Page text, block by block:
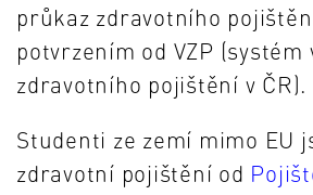
průkaz zdravotního
potvrzením od VZP (systém
zdravotního pojištění v ČR).
Studenti ze zemí mimo EU
zdravotní pojištění od